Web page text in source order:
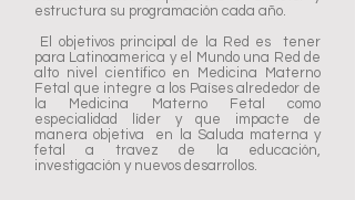
estructura su programación cada año.
El objetivos principal de la Red es tener
para Latinoamerica y el Mundo una Red de
alto nivel científico en Medicina Materno
Fetal que integre a los Países alrededor de
la Medicina Materno Fetal como
especialidad líder y que impacte de
manera objetiva en la Saluda materna y
fetal a travez de la educación,
investigación y nuevos desarrollos.